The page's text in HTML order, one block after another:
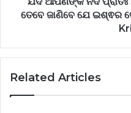
ଜାଣିବେ
ଦେଉଛନ୍ତି
ସଂକେତ-
ତେବେ ଜାଣିବେ ଯେ ଇଶ୍ଵର
Related Articles